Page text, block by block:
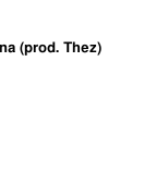
(prod. Thez)